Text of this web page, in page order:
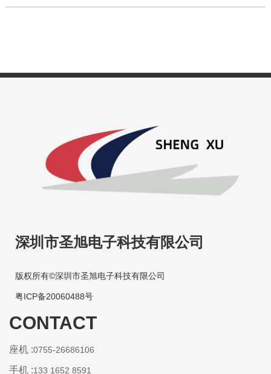
深圳市圣旭电子科技有限公司
版权所有©深圳市圣旭电子科技有限公司
粤ICP备20060488号
CONTACT
座机 :0755-26686106
手机 :133 1652 8591